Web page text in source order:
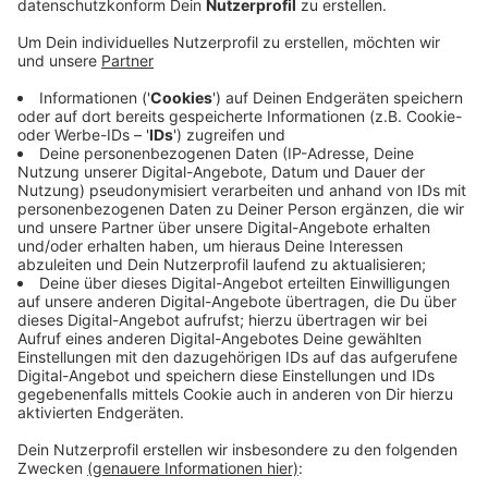
haben ausgerechnet, dass in Bonn über 2.100
Wohnmobile angemeldet sind, im Rhein-Sieg-Kreis
über 6.100.
Veröffentlicht: Freitag, 15.07.2022 06:51
Anzeige
Das macht 83 Wohnmobile auf 10.000 Einwohner im
RBRS-Land, haben die Statistiker ausgerechnet. Damit
liegen wir in NRW im oberen Mittelfeld, landesweit die
meisten Camping-Fahrzeuge pro Einwohner gibts im
Kreis Coesfeld, die wenigsten in Gelsenkirchen.
Insgesamt sind knapp 30 Prozent mehr Wohnmobile
auf den Straßen unterwegs als noch vor der Pandemie.